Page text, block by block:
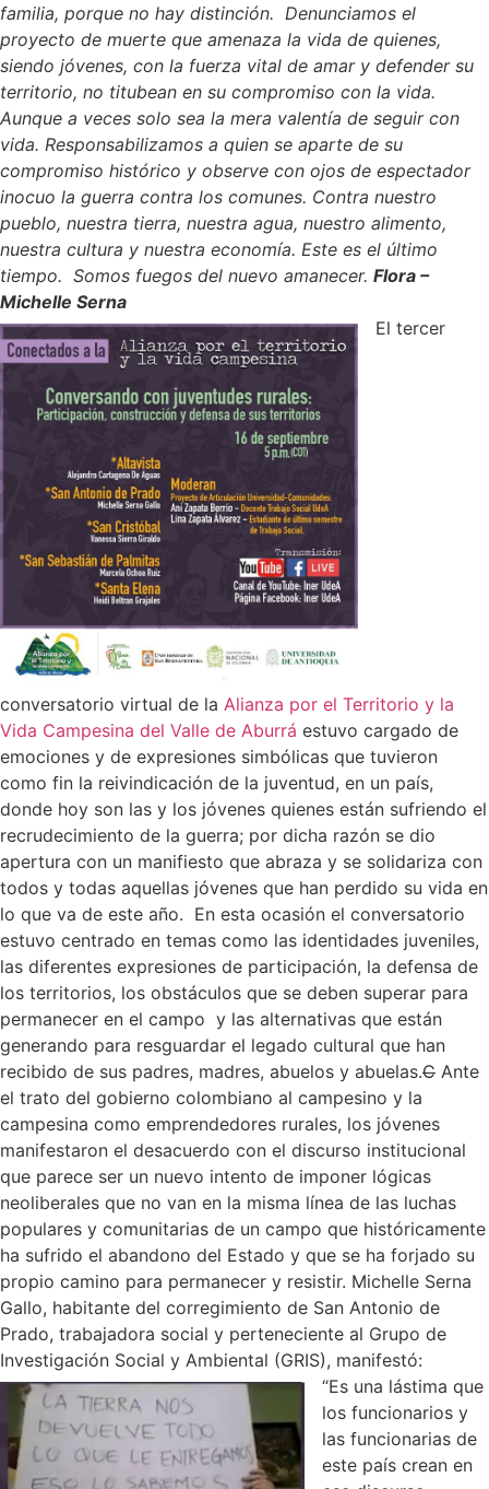
familia, porque no hay distinción. Denunciamos el
proyecto de muerte que amenaza la vida de quienes,
siendo jóvenes, con la fuerza vital de amar y defender su
territorio, no titubean en su compromiso con la vida.
Aunque a veces solo sea la mera valentía de seguir con
vida. Responsabilizamos a quien se aparte de su
compromiso histórico y observe con ojos de espectador
inocuo la guerra contra los comunes. Contra nuestro
pueblo, nuestra tierra, nuestra agua, nuestro alimento,
nuestra cultura y nuestra economía. Este es el último
tiempo. Somos fuegos del nuevo amanecer. Flora –
Michelle Serna
El tercer
conversatorio virtual de la Alianza por el Territorio y la
Vida Campesina del Valle de Aburrá estuvo cargado de
emociones y de expresiones simbólicas que tuvieron
como fin la reivindicación de la juventud, en un país,
donde hoy son las y los jóvenes quienes están sufriendo el
recrudecimiento de la guerra; por dicha razón se dio
apertura con un manifiesto que abraza y se solidariza con
todos y todas aquellas jóvenes que han perdido su vida en
lo que va de este año. En esta ocasión el conversatorio
estuvo centrado en temas como las identidades juveniles,
las diferentes expresiones de participación, la defensa de
los territorios, los obstáculos que se deben superar para
permanecer en el campo y las alternativas que están
generando para resguardar el legado cultural que han
recibido de sus padres, madres, abuelos y abuelas.C Ante
el trato del gobierno colombiano al campesino y la
campesina como emprendedores rurales, los jóvenes
manifestaron el desacuerdo con el discurso institucional
que parece ser un nuevo intento de imponer lógicas
neoliberales que no van en la misma línea de las luchas
populares y comunitarias de un campo que históricamente
ha sufrido el abandono del Estado y que se ha forjado su
propio camino para permanecer y resistir. Michelle Serna
Gallo, habitante del corregimiento de San Antonio de
Prado, trabajadora social y perteneciente al Grupo de
Investigación Social y Ambiental (GRIS), manifestó:
“Es una lástima que
los funcionarios y
las funcionarias de
este país crean en